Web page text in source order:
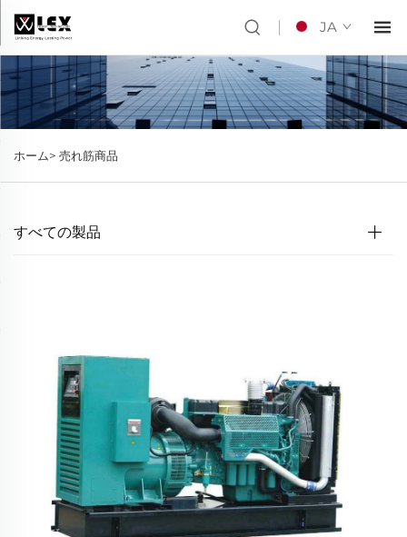
JA
ホーム> 売れ筋商品
すべての製品